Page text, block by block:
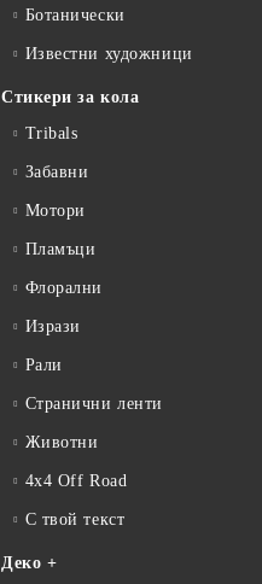
Ботанически
Известни художници
Стикери за кола
Tribals
Забавни
Мотори
Пламъци
Флорални
Изрази
Рали
Странични ленти
Животни
4x4 Off Road
С твой текст
Деко +